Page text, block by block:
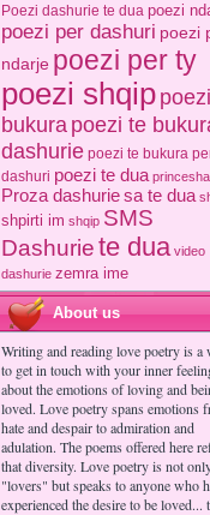
Poezi dashurie te dua poezi
poezi per dashuri poezi
ndarje poezi per ty
poezi shqip
bukura poezi te
dashurie poezi te bukura
dashuri poezi te dua
Proza dashuriesa te dua
shpirti im shqip SMS
Dashuriete dua video
dashurie zemra ime
About us
Writing and reading love poetry is a
to get in touch with your inner
about the emotions of loving and
loved. Love poetry spans emotions
hate and despair to admiration and
adulation. The poems offered here
that diversity. Love poetry is not
"lovers" but speaks to anyone who
experienced the desire to be loved...